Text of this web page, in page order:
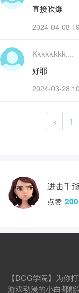
直接吹爆
2024-04-08
Kkkkkkkk....
好耶
2024-03-28
‹ 1
进击千爺
点赞 200
【DCG学院】为你
游戏动漫的小白都